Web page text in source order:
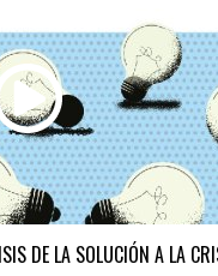
DE LA SOLUCIÓN A LA